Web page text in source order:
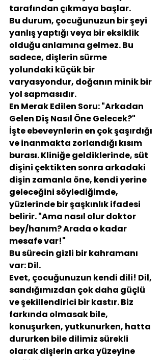
tarafından çıkmaya başlar.
Bu durum, çocuğunuzun bir şeyi
yanlış yaptığı veya bir eksiklik
olduğu anlamına gelmez. Bu
sadece, dişlerin sürme
yolundaki küçük bir
varyasyondur, doğanın minik bir
yol sapmasıdır.
En Merak Edilen Soru: "Arkadan
Gelen Diş Nasıl Öne Gelecek?"
İşte ebeveynlerin en çok şaşırdığı
ve inanmakta zorlandığı kısım
burası. Kliniğe geldiklerinde, süt
dişini çektikten sonra arkadaki
dişin zamanla öne, kendi yerine
geleceğini söylediğimde,
yüzlerinde bir şaşkınlık ifadesi
belirir. "Ama nasıl olur doktor
bey/hanım? Arada o kadar
mesafe var!"
Bu sürecin gizli bir kahramanı
var: Dil.
Evet, çocuğunuzun kendi dili! Dil,
sandığımızdan çok daha güçlü
ve şekillendirici bir kastır. Biz
farkında olmasak bile,
konuşurken, yutkunurken, hatta
dururken bile dilimiz sürekli
olarak dişlerin arka yüzeyine